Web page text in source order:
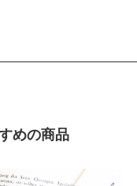
めの商品